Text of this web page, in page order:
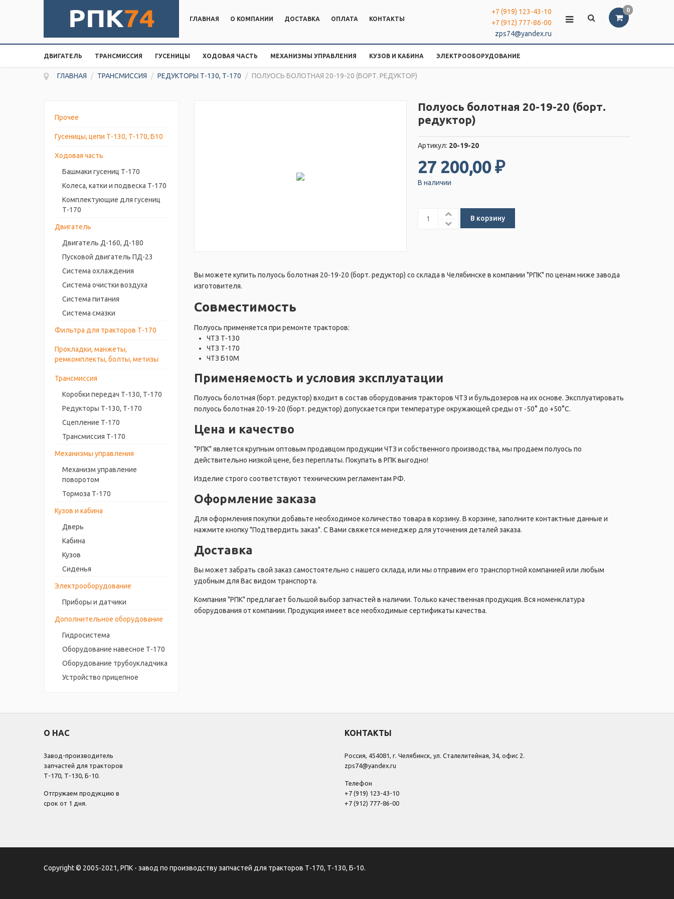
0
ГЛАВНАЯ
О КОМПАНИИ ДОСТАВКА ОПЛАТА КОНТАКТЫ
+7 (919) 123-43-10
+7 (912) 777-86-00
zps74@yandex.ru
ДВИГАТЕЛЬ ТРАНСМИССИЯ ГУСЕНИЦЫ ХОДОВАЯ ЧАСТЬ МЕХАНИЗМЫ УПРАВЛЕНИЯ КУЗОВ И КАБИНА ЭЛЕКТРООБОРУДОВАНИЕ
ГЛАВНАЯ / ТРАНСМИССИЯ / РЕДУКТОРЫ Т-130, Т-170 / ПОЛУОСЬ БОЛОТНАЯ 20-19-20 (БОРТ. РЕДУКТОР)
Прочее
Гусеницы, цепи Т-130, Т-170, Б10
Ходовая часть
Башмаки гусениц Т-170
Колеса, катки и подвеска Т-170
Комплектующие для гусениц
Т-170
Двигатель
Двигатель Д-160, Д-180
Пусковой двигатель ПД-23
Система охлаждения
Система очистки воздуха
Система питания
Система смазки
Фильтра для тракторов Т-170
Прокладки, манжеты,
ремкомплекты, болты, метизы
Трансмиссия
Коробки передач Т-130, Т-170
Редукторы Т-130, Т-170
Сцепление Т-170
Трансмиссия Т-170
Механизмы управления
Механизм управление
поворотом
Тормоза Т-170
Кузов и кабина
Дверь
Кабина
Кузов
Сиденья
Электрооборудование
Приборы и датчики
Дополнительное оборудование
Гидросистема
Оборудование навесное Т-170
Оборудование трубоукладчика
Устройство прицепное
Полуось болотная 20-19-20 (борт.
редуктор)
Артикул: 20-19-20
27 200,00 ₽
В наличии
Вы можете купить полуось болотная 20-19-20 (борт. редуктор) со склада в Челябинске в компании "РПК" по ценам ниже завода
изготовителя.
Совместимость
Полуось применяется при ремонте тракторов:
ЧТЗ Т-130
ЧТЗ Т-170
ЧТЗ Б10М
Применяемость и условия эксплуатации
Полуось болотная (борт. редуктор) входит в состав оборудования тракторов ЧТЗ и бульдозеров на их основе. Эксплуатировать
полуось болотная 20-19-20 (борт. редуктор) допускается при температуре окружающей среды от -50° до +50°C.
Цена и качество
"РПК" является крупным оптовым продавцом продукции ЧТЗ и собственного производства, мы продаем полуось по
действительно низкой цене, без переплаты. Покупать в РПК выгодно!
Изделие строго соответствуют техническим регламентам РФ.
Оформление заказа
Для оформления покупки добавьте необходимое количество товара в корзину. В корзине, заполните контактные данные и
нажмите кнопку "Подтвердить заказ". С Вами свяжется менеджер для уточнения деталей заказа.
Доставка
Вы может забрать свой заказ самостоятельно с нашего склада, или мы отправим его транспортной компанией или любым
удобным для Вас видом транспорта.
Компания "РПК" предлагает большой выбор запчастей в наличии. Только качественная продукция. Вся номенклатура
оборудования от компании. Продукция имеет все необходимые сертификаты качества.
О НАС
Завод-производитель
запчастей для тракторов
Т-170, Т-130, Б-10.
Отгружаем продукцию в
срок от 1 дня.
КОНТАКТЫ
Россия, 454081, г. Челябинск, ул. Сталелитейная, 34, офис 2.
zps74@yandex.ru
Телефон
+7 (919) 123-43-10
+7 (912) 777-86-00
Copyright © 2005-2021, РПК - завод по производству запчастей для тракторов Т-170, Т-130, Б-10.